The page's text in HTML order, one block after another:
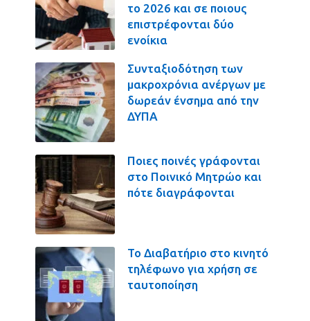
το 2026 και σε ποιους
επιστρέφονται δύο
ενοίκια
Συνταξιοδότηση των
μακροχρόνια ανέργων με
δωρεάν ένσημα από την
ΔΥΠΑ
Ποιες ποινές γράφονται
στο Ποινικό Μητρώο και
πότε διαγράφονται
Το Διαβατήριο στο κινητό
τηλέφωνο για χρήση σε
ταυτοποίηση